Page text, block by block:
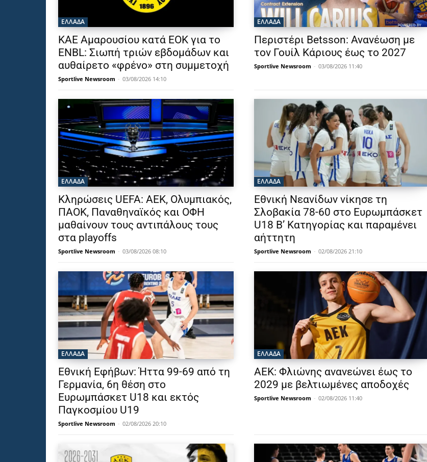
ΕΛΛΑΔΑ
ΚΑΕ Αμαρουσίου κατά ΕΟΚ για το
ENBL: Σιωπή τριών εβδομάδων και
αυθαίρετο «φρένο» στη συμμετοχή
Sportlive Newsroom - 03/08/2026 14:10
ΕΛΛΑΔΑ
Περιστέρι Betsson: Ανανέωση με
τον Γουίλ Κάριους έως το 2027
Sportlive Newsroom - 03/08/2026 11:40
ΕΛΛΑΔΑ
Κληρώσεις UEFA: ΑΕΚ, Ολυμπιακός,
ΠΑΟΚ, Παναθηναϊκός και ΟΦΗ
μαθαίνουν τους αντιπάλους τους
στα playoffs
Sportlive Newsroom - 03/08/2026 08:10
ΕΛΛΑΔΑ
Εθνική Νεανίδων νίκησε τη
Σλοβακία 78-60 στο Ευρωμπάσκετ
U18 Β’ Κατηγορίας και παραμένει
αήττητη
Sportlive Newsroom - 02/08/2026 21:10
ΕΛΛΑΔΑ
Εθνική Εφήβων: Ήττα 99-69 από τη
Γερμανία, 6η θέση στο
Ευρωμπάσκετ U18 και εκτός
Παγκοσμίου U19
Sportlive Newsroom - 02/08/2026 20:10
ΕΛΛΑΔΑ
ΑΕΚ: Φλιώνης ανανεώνει έως το
2029 με βελτιωμένες αποδοχές
Sportlive Newsroom - 02/08/2026 11:40